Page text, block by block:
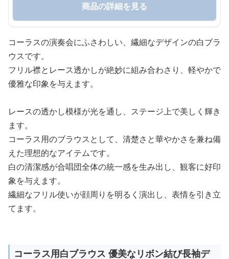
商品の詳細を見る
コーラスの演奏会にふさわしい、繊細なデザインの白ブラ
ウスです。
フリル襟とレース透かしが絶妙に組み合わさり、軽やかで
優雅な印象を与えます。
レースの透かし模様が光を通し、ステージ上で美しく輝き
ます。
コーラス用のブラウスとして、清楚さと華やかさを兼ね備
えた理想的なアイテムです。
白の清潔感が合唱団全体の統一感を生み出し、観客に好印
象を与えます。
繊細なフリル使いが顔周りを明るく演出し、表情を引き立
てます。
コーラス用白ブラウス 優美なリボン結び長袖デ